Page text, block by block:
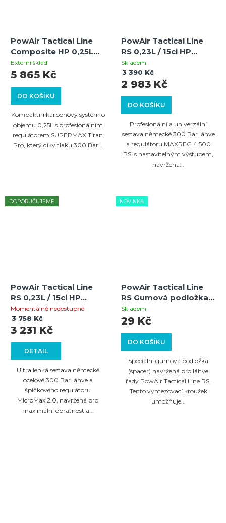
PowAir Tactical Line
Composite HP 0,25L
+Powair SUPERMAX
Titan Pro paintballový
4500 PSI)
Externí sklad
DO KOŠÍKU
5 865 Kč
Kompaktní karbonový systém o
objemu 0,25L s profesionálním
regulátorem SUPERMAX Titan
Pro, který díky tlaku 300 Bar...
PowAir Tactical Line
RS 0,23L / 15ci HP
systém 300 Bar s
regulátorem MAXREG
4.500 PSI
Skladem
DO KOŠÍKU
2 983 Kč
3 390 Kč
Profesionální a univerzální
sestava německé 300 Bar láhve
a regulátoru MAXREG 4.500
PSI s nastavitelným výstupem,
navržená...
DOPORUČUJEME
PowAir Tactical Line
RS 0,23L / 15ci HP
systém 300 Bar s
regulátorem MicroMax
2.0
Momentálně nedostupné
DETAIL
3 231 Kč
3 758 Kč
Ultra lehká sestava německé
ocelové 300 Bar láhve a
špičkového regulátoru
MicroMax 2.0, navržená pro
maximální obratnost a...
NOVINKA
PowAir Tactical Line
RS Gumová podložka
hrdla láhve pro
MagFed pažby
Skladem
DO KOŠÍKU
29 Kč
Speciální gumová podložka
(spacer) navržená pro láhve
řady PowAir Tactical Line RS.
Tento vymezovací kroužek
umožňuje...